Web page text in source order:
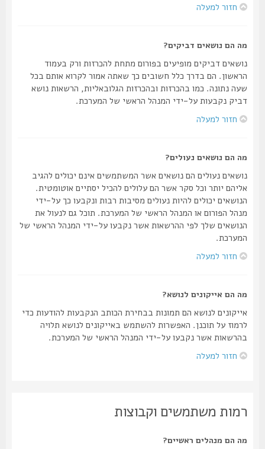
חזור למעלה
מה הם נושאים דביקים?
נושאים דביקים מופיעים בפורום מתחת להכרזות ורק בעמוד
הראשון. הם בדרך כלל חשובים כך שאתה אמור לקרוא אותם בכל
שעה נתונה. כמו בהכרזות ובהכרזות הגלובאליות, הרשאות נושא
דביק נקבעות על-ידי המנהל הראשי של המערכת.
חזור למעלה
מה הם נושאים נעולים?
נושאים נעולים הם נושאים אשר המשתמשים אינם יכולים להגיב
אליהם יותר וכל סקר אשר הם עלולים להכיל יסתיים אוטומטית.
הנושאים יכולים להיות נעולים מסיבות רבות ונקבעו כך על-ידי
מנהל הפורום או המנהל הראשי של המערכת. תוכל גם לנעול את
הנושאים שלך לפי ההרשאות אשר נקבעו על-ידי המנהל הראשי של
המערכת.
חזור למעלה
מה הם אייקונים לנושא?
אייקונים לנושא הם תמונות בבחירת הכותב הנקבעות להודעות כדי
לרמוז על תוכנן. האפשרות להשתמש באייקונים לנושא תלויה
בהרשאות אשר נקבעו על-ידי המנהל הראשי של המערכת.
חזור למעלה
רמות משתמשים וקבוצות
מה הם מנהלים ראשיים?